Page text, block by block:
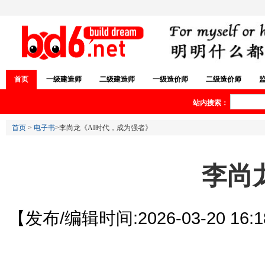
首页 一级建造师 二级建造师 一级造价师 二级造价师
站内搜索：
首页 > 电子书>李尚龙《AI时代，成为强者》
李尚
【发布/编辑时间:2026-03-20